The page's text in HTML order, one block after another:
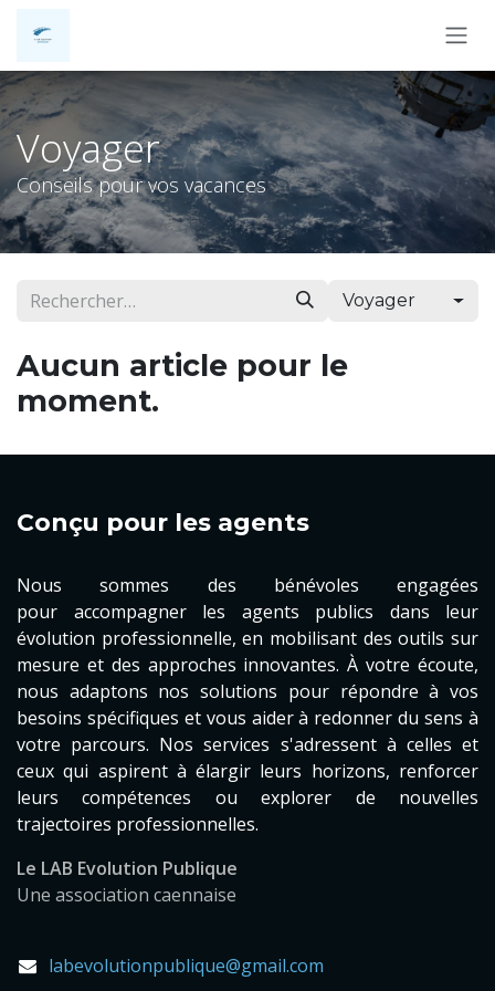
Voyager
Conseils pour vos vacances
Voyager
Aucun article pour le
moment.
Conçu pour les agents
Nous sommes des bénévoles engagées
pour accompagner les agents publics dans leur
évolution professionnelle, en mobilisant des outils sur
mesure et des approches innovantes. À votre écoute,
nous adaptons nos solutions pour répondre à vos
besoins spécifiques et vous aider à redonner du sens à
votre parcours. Nos services s'adressent à celles et
ceux qui aspirent à élargir leurs horizons, renforcer
leurs compétences ou explorer de nouvelles
trajectoires professionnelles.
Le LAB Evolution Publique
Une association caennaise
labevolutionpublique@gmail.com